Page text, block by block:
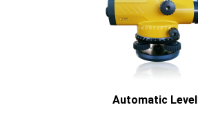
Automatic Level